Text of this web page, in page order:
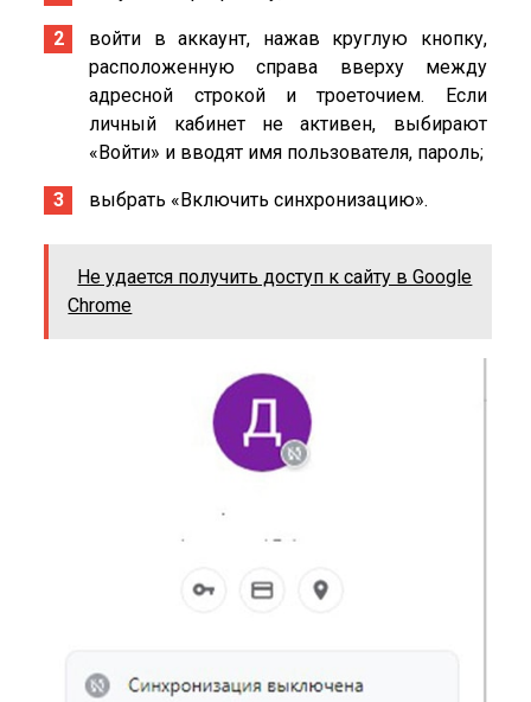
войти в аккаунт, нажав круглую кнопку,
расположенную справа вверху между
адресной строкой и троеточием. Если
личный кабинет не активен, выбирают
«Войти» и вводят имя пользователя, пароль;
выбрать «Включить синхронизацию».
Не удается получить доступ к сайту в Google
Chrome